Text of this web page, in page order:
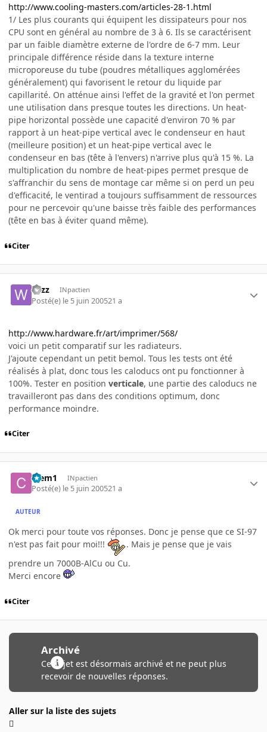
http://www.cooling-masters.com/articles-28-1.html
1/ Les plus courants qui équipent les dissipateurs pour nos
CPU sont en général au nombre de 3 à 6. Ils se caractérisent
par un faible diamètre externe de l'ordre de 6-7 mm. Leur
principale différence réside dans la texture interne
microporeuse du tube (poudres métalliques agglomérées
généralement) qui favorisent le retour du liquide par
capillarité. On atténue ainsi l'effet de la gravité et l'on permet
une utilisation dans presque toutes les directions. Un heat-
pipe horizontal possède une capacité d'environ 70 % par
rapport à un heat-pipe vertical avec le condenseur en haut
(meilleure position) et un heat-pipe vertical avec le
condenseur en bas (tête à l'envers) n'arrive plus qu'à 15 %. La
multiplication du nombre de heat-pipes permet presque de
s'affranchir du sens de montage car même si on perd un peu
d'efficacité, le ventirad a toujours suffisamment de ressources
pour ne percevoir qu'une baisse très faible des performances
(tête en bas à éviter quand même).
Citer
wizz INpactien
Posté(e) le 5 juin 200521 a
http://www.hardware.fr/art/imprimer/568/
voici un petit comparatif sur les radiateurs.
J'ajoute cependant un petit bemol. Tous les tests ont été
réalisés à plat, donc tous les caloducs ont pu fonctionner à
100%. Tester en position verticale, une partie des caloducs ne
travailleront pas dans des conditions optimum, donc
performance moindre.
Citer
Clem1 INpactien
Posté(e) le 5 juin 200521 a
AUTEUR
Ok merci pour toute vos réponses. Donc je pense que ce SI-97
n'est pas fait pour moi!!!
. Mais je pense que je vais
prendre un 7000B-AlCu ou Cu.
Merci encore
Citer
Archivé
Ce sujet est désormais archivé et ne peut plus
recevoir de nouvelles réponses.
Aller sur la liste des sujets